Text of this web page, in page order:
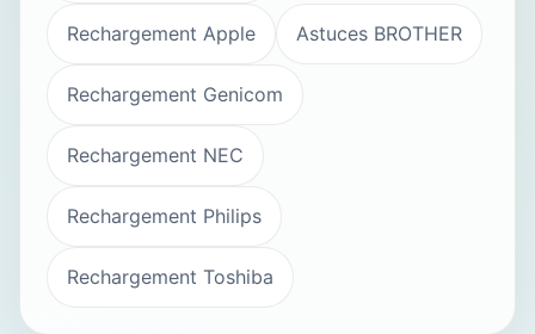
Rechargement Apple Astuces BROTHER
Rechargement Genicom
Rechargement NEC
Rechargement Philips
Rechargement Toshiba